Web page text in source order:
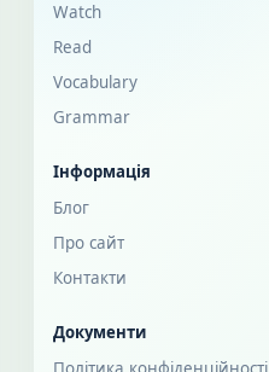
Watch
Read
Vocabulary
Grammar
Інформація
Блог
Про сайт
Контакти
Документи